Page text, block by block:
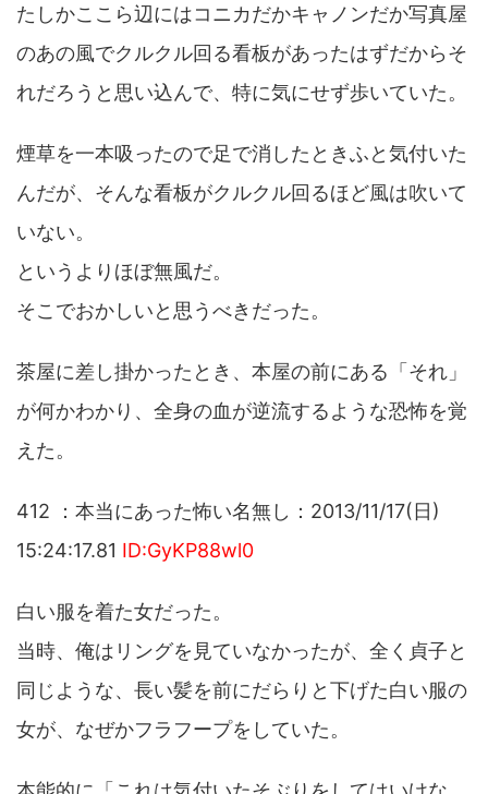
たしかここら辺にはコニカだかキャノンだか写真屋
のあの風でクルクル回る看板があったはずだからそ
れだろうと思い込んで、特に気にせず歩いていた。
煙草を一本吸ったので足で消したときふと気付いた
んだが、そんな看板がクルクル回るほど風は吹いて
いない。
というよりほぼ無風だ。
そこでおかしいと思うべきだった。
茶屋に差し掛かったとき、本屋の前にある「それ」
が何かわかり、全身の血が逆流するような恐怖を覚
えた。
412 ：本当にあった怖い名無し：2013/11/17(日)
15:24:17.81 ID:GyKP88wl0
白い服を着た女だった。
当時、俺はリングを見ていなかったが、全く貞子と
同じような、長い髪を前にだらりと下げた白い服の
女が、なぜかフラフープをしていた。